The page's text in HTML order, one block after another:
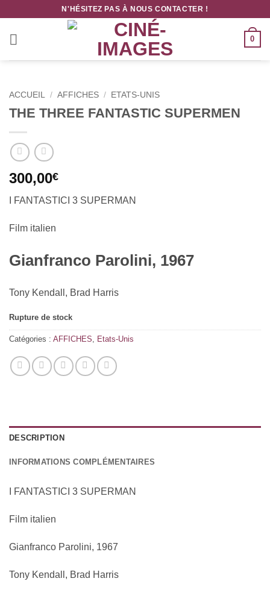
contenu
N'HÉSITEZ PAS À NOUS CONTACTER !
0
ACCUEIL / AFFICHES / ETATS-UNIS
THE THREE FANTASTIC SUPERMEN
300,00€
I FANTASTICI 3 SUPERMAN
Film italien
Gianfranco Parolini, 1967
Tony Kendall, Brad Harris
Rupture de stock
Catégories : AFFICHES, Etats-Unis
DESCRIPTION
INFORMATIONS COMPLÉMENTAIRES
I FANTASTICI 3 SUPERMAN
Film italien
Gianfranco Parolini, 1967
Tony Kendall, Brad Harris